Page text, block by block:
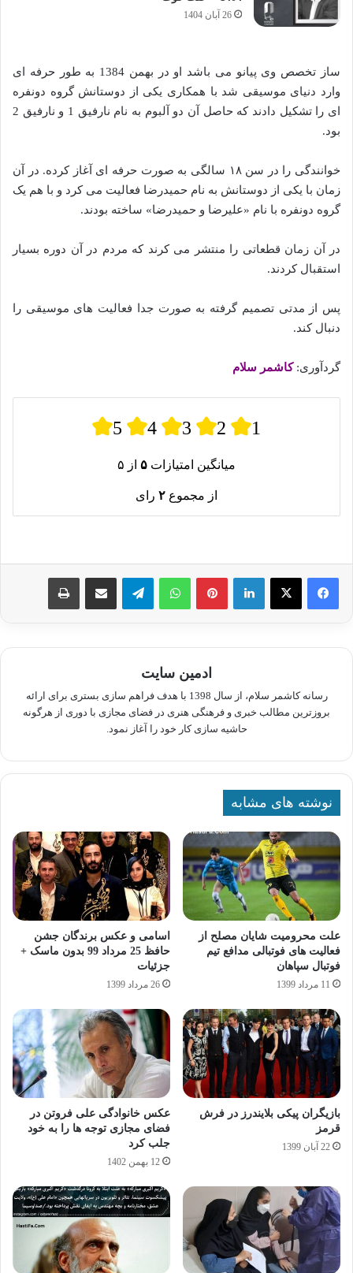
26 آبان 1404
ساز تخصص وی پیانو می باشد او در بهمن 1384 به طور حرفه ای
وارد دنیای موسیقی شد با همکاری یکی از دوستانش گروه دونفره
ای را تشکیل دادند که حاصل آن دو آلبوم به نام نارفیق 1 و نارفیق 2
بود.
خوانندگی را در سن ۱۸ سالگی به صورت حرفه ای آغاز کرده. در آن
زمان با یکی از دوستانش به نام حمیدرضا فعالیت می کرد و با هم یک
گروه دونفره با نام «علیرضا و حمیدرضا» ساخته بودند.
در آن زمان قطعاتی را منتشر می کرند که مردم در آن دوره بسیار
استقبال کردند.
پس از مدتی تصمیم گرفته به صورت جدا فعالیت های موسیقی را
دنبال کند.
گردآوری:کاشمر سلام
5 4 3 2 1
میانگین امتیازات ۵ از ۵
از مجموع ۲ رای
لینکدین پینترستواتس آپ تلگرام اشتراک گذاری از طریق ایمیل چاپ
ادمین سایت
رسانه کاشمر سلام، از سال 1398 با هدف فراهم سازی بستری برای ارائه
بروزترین مطالب خبری و فرهنگی هنری در فضای مجازی با دوری از هرگونه
حاشیه سازی کار خود را آغاز نمود.
نوشته های مشابه
علت محرومیت شایان مصلح از
فعالیت های فوتبالی مدافع تیم
فوتبال سپاهان
11 مرداد 1399
اسامی و عکس برندگان جشن
حافظ 25 مرداد 99 بدون ماسک +
جزئیات
26 مرداد 1399
بازیگران پیکی بلایندرز در فرش
قرمز
22 آبان 1399
عکس خانوادگی علی فروتن در
فضای مجازی توجه ها را به خود
جلب کرد
12 بهمن 1402